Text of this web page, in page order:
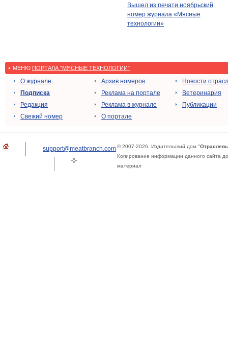
Вышел из печати ноябрьский
номер журнала «Мясные
технологии»
МЕНЮ ПОРТАЛА "МЯСНЫЕ ТЕХНОЛОГИИ"
О журнале
Подписка
Редакция
Свежий номер
Архив номеров
Реклама на портале
Реклама в журнале
О портале
Новости
Ветеринария
Публикации
support@meatbranch.com© 2007-2026. Издательский дом "
Копирование информации данного сайта
материал